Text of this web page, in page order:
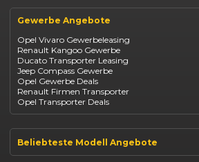
BYD Seal
Mazda CX-30
Citroen C4
Opel
Fiat
Jeep
Suzuki
BYD
Kia
Mazda
Citroën
Abarth
Fiat Professional
Gewerbe Angebote
Opel Vivaro Gewerbeleasing
Renault Kangoo Gewerbe
Ducato Transporter Leasing
Jeep Compass Gewerbe
Opel Gewerbe Deals
Renault Firmen Transporter
Opel Transporter Deals
Beliebteste Modell Angebote